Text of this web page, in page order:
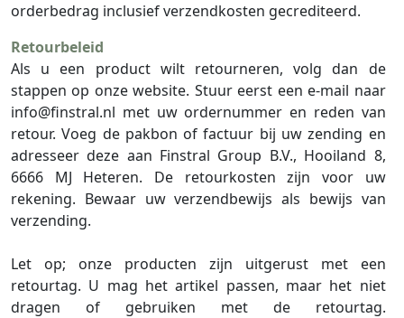
orderbedrag inclusief verzendkosten gecrediteerd.
Retourbeleid
Als u een product wilt retourneren, volg dan de
stappen op onze website. Stuur eerst een e-mail naar
info@finstral.nl met uw ordernummer en reden van
retour. Voeg de pakbon of factuur bij uw zending en
adresseer deze aan Finstral Group B.V., Hooiland 8,
6666 MJ Heteren. De retourkosten zijn voor uw
rekening. Bewaar uw verzendbewijs als bewijs van
verzending.
Let op; onze producten zijn uitgerust met een
retourtag. U mag het artikel passen, maar het niet
dragen of gebruiken met de retourtag.